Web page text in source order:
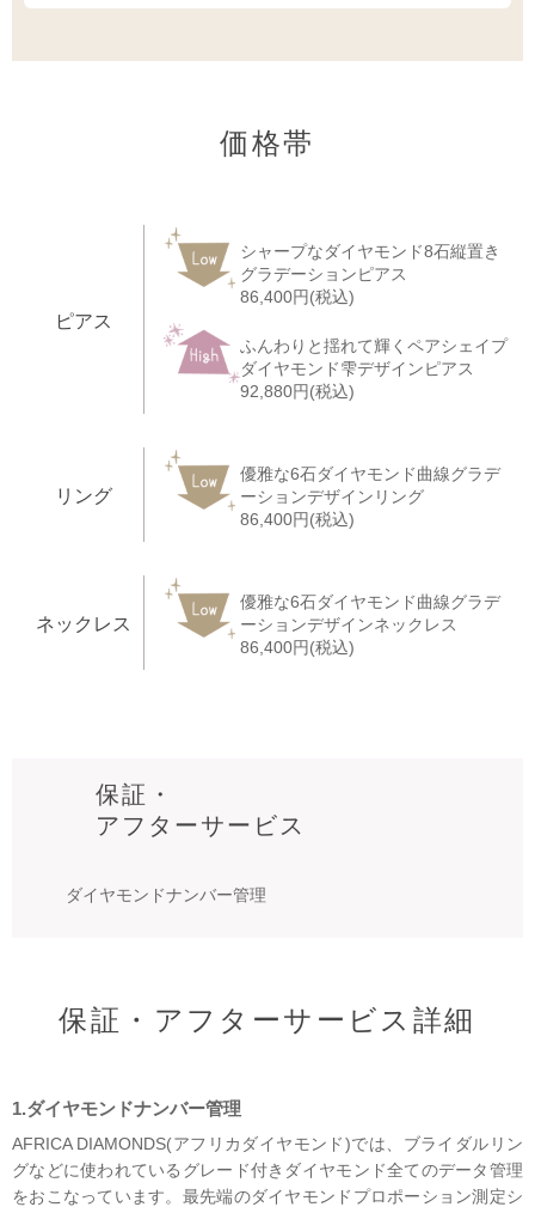
価格帯
ピアス
シャープなダイヤモンド8石縦置き
グラデーションピアス
86,400円(税込)
ふんわりと揺れて輝くペアシェイプ
ダイヤモンド雫デザインピアス
92,880円(税込)
リング
優雅な6石ダイヤモンド曲線グラデ
ーションデザインリング
86,400円(税込)
ネックレス
優雅な6石ダイヤモンド曲線グラデ
ーションデザインネックレス
86,400円(税込)
保証・
アフターサービス
ダイヤモンドナンバー管理
保証・アフターサービス詳細
1.ダイヤモンドナンバー管理
AFRICA DIAMONDS(アフリカダイヤモンド)では、ブライダルリン
グなどに使われているグレード付きダイヤモンド全てのデータ管理
をおこなっています。最先端のダイヤモンドプロポーション測定シ